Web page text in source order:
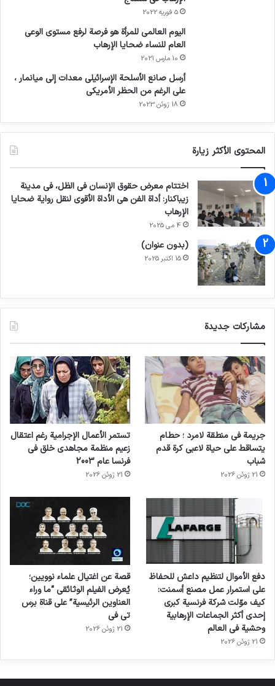
5 فوریه 2022
اليوم العالمي للمرأة هو فرصة لرفع مستوى الوعي
العام للنساء ضحايا الإرهاب
10 مارس 2021
أرسل صانع الأسلحة الإسرائيلي معدات إلى ميانمار ،
على الرغم من الحظر الأمريكي
18 ژوئن 2023
المحتوى الأكثر زيارة
اختتام معرض حقوق الإنسان في الظل، في مدينة
زيباكنار: أداة الفن هي الأداة الأقوى لنقل رواية ضحايا
الإرهاب
4 می 2025
(بدون عنوان)
15 اکتبر 2025
مشاركات جديدة
جريمة في منطقة لامرد ؛ حطام
يتساقط على حياة لاعبي كرة قدم
شباب
21 ژوئن 2026
تستمر الأعمال الإجرامية رغم اعتقال
زعيم منظمة مجاهدي خلق في
فرنسا عام 2003
21 ژوئن 2026
دفع الأموال لتنظيم داعش للحفاظ
على استمرار عمل مصنع أسمنت:
كيف موّلت شركة فرنسية كبرى
إحدى أكثر الجماعات الإرهابية
وحشية في العالم
21 ژوئن 2026
قصة عن اغتيال علماء نوويين؛
يُعرض الفيلم الوثائقي “ما وراء
العناوين الرئيسية” على قناة برس
تي في
21 ژوئن 2026